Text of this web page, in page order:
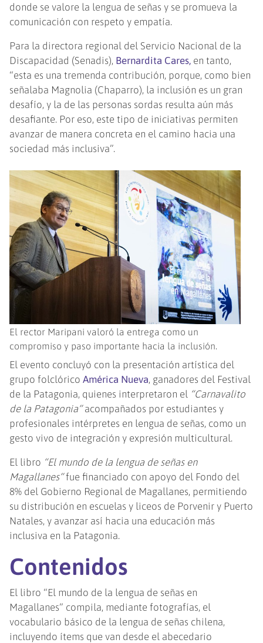
donde se valore la lengua de señas y se promueva la
comunicación con respeto y empatía.
Para la directora regional del Servicio Nacional de la
Discapacidad (Senadis), Bernardita Cares, en tanto,
“esta es una tremenda contribución, porque, como bien
señalaba Magnolia (Chaparro), la inclusión es un gran
desafío, y la de las personas sordas resulta aún más
desafiante. Por eso, este tipo de iniciativas permiten
avanzar de manera concreta en el camino hacia una
sociedad más inclusiva”.
El rector Maripani valoró la entrega como un
compromiso y paso importante hacia la inclusión.
El evento concluyó con la presentación artística del
grupo folclóricoAmérica Nueva, ganadores del Festival
de la Patagonia, quienes interpretaron el “Carnavalito
de la Patagonia”acompañados por estudiantes y
profesionales intérpretes en lengua de señas, como un
gesto vivo de integración y expresión multicultural.
El libro “El mundo de la lengua de señas en
Magallanes”fue financiado con apoyo del Fondo del
8% del Gobierno Regional de Magallanes, permitiendo
su distribución en escuelas y liceos de Porvenir y Puerto
Natales, y avanzar así hacia una educación más
inclusiva en la Patagonia.
Contenidos
El libro “El mundo de la lengua de señas en
Magallanes” compila, mediante fotografías, el
vocabulario básico de la lengua de señas chilena,
incluyendo ítems que van desde el abecedario